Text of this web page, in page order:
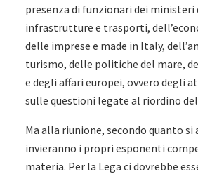
presenza di funzionari dei ministeri
infrastrutture e trasporti,
delle imprese e made in Italy,
turismo, delle politiche del mare,
e degli affari europei, ovvero degli
sulle questioni legate al riordino
Ma alla riunione, secondo quanto
invieranno i propri esponenti
materia. Per la Lega ci dovrebbe